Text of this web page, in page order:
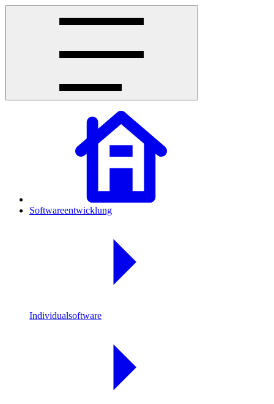
Softwareentwicklung
Individualsoftware